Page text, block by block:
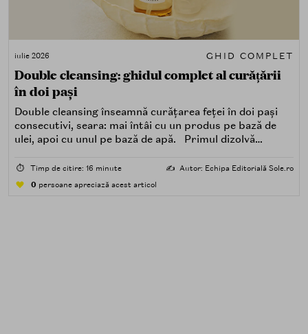
iulie 2026 GHID COMPLET
Double cleansing: ghidul complet al curățării
în doi pași
Double cleansing înseamnă curățarea feței în doi pași
consecutivi, seara: mai întâi cu un produs pe bază de
ulei, apoi cu unul pe bază de apă. Primul dizolvă
poluare. Al doilea îndepărtează impuritățile solubile în
⏱️ Timp de citire: 16 minute ✍️ Autor: Echipa Editorială Sole.ro
0 persoane apreciază acest articol